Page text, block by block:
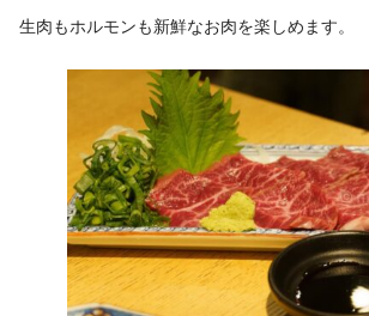
生肉もホルモンも新鮮なお肉を楽しめます。